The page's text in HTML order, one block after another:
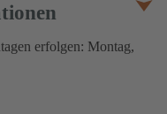
erfolgen: Montag,